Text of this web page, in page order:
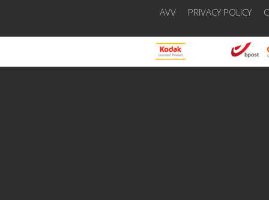
AVV PRIVACY POLICY